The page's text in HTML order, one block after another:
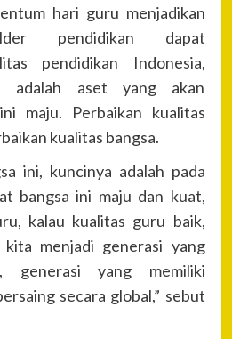
hari guru menjadikan
pendidikan dapat
pendidikan Indonesia,
adalah aset yang akan
maju. Perbaikan kualitas
kualitas bangsa.
ini, kuncinya adalah pada
bangsa ini maju dan kuat,
kalau kualitas guru baik,
kita menjadi generasi yang
generasi yang memiliki
secara global,” sebut